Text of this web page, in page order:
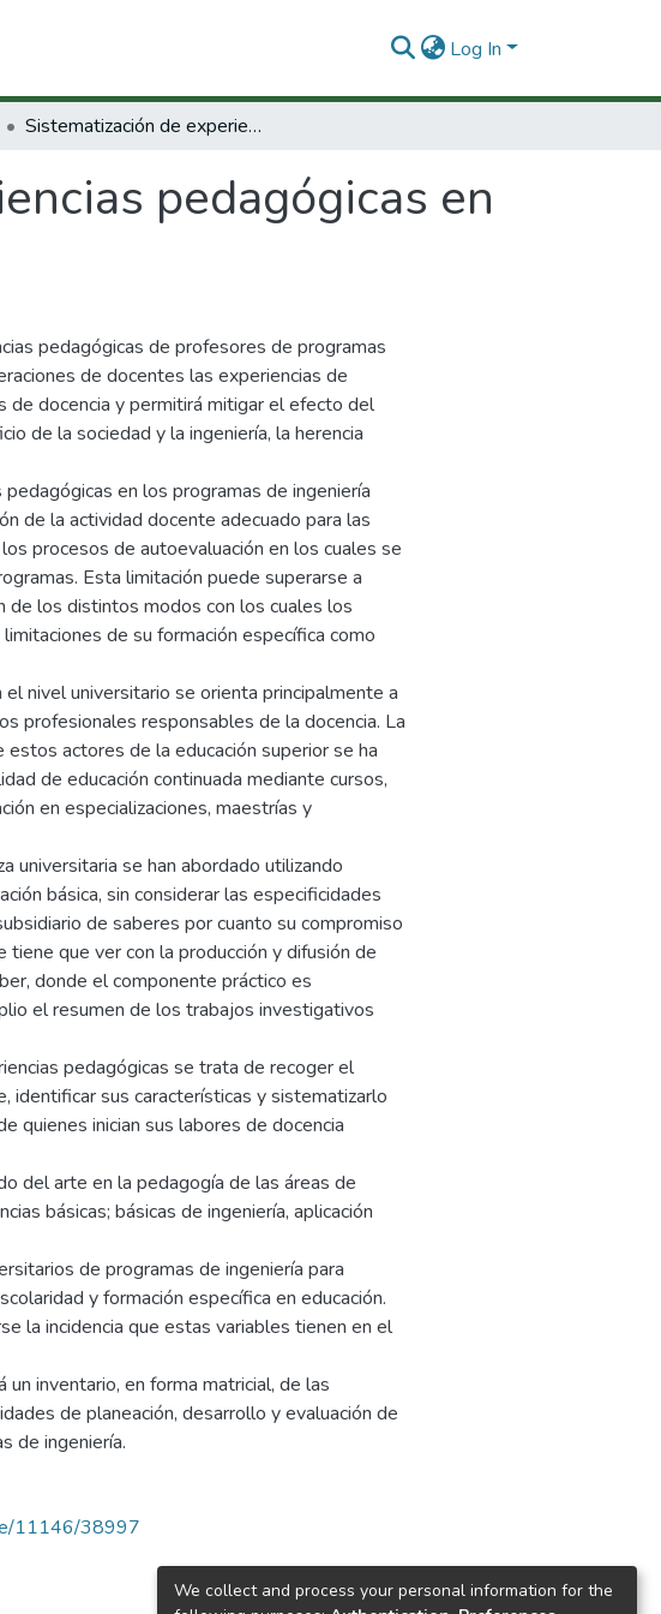
Log In
Sistematización de experiencias pedagógicas en ingeniería.
pedagógicas en
pedagógicas de profesores de programas
de docentes las experiencias de
de docencia y permitirá mitigar el efecto del
de la sociedad y la ingeniería, la herencia
en los programas de ingeniería
de la actividad docente adecuado para las
procesos de autoevaluación en los cuales se
Esta limitación puede superarse a
los distintos modos con los cuales los
de su formación específica como
nivel universitario se orienta principalmente a
profesionales responsables de la docencia. La
actores de la educación superior se ha
de educación continuada mediante cursos,
en especializaciones, maestrías y
universitaria se han abordado utilizando
básica, sin considerar las especificidades
de saberes por cuanto su compromiso
que ver con la producción y difusión de
donde el componente práctico es
el resumen de los trabajos investigativos
pedagógicas se trata de recoger el
identificar sus características y sistematizarlo
quienes inician sus labores de docencia
del arte en la pedagogía de las áreas de
básicas; básicas de ingeniería, aplicación
de programas de ingeniería para
y formación específica en educación.
la incidencia que estas variables tienen en el
inventario, en forma matricial, de las
de planeación, desarrollo y evaluación de
de ingeniería.
11146/38997
We collect and process your personal information for the